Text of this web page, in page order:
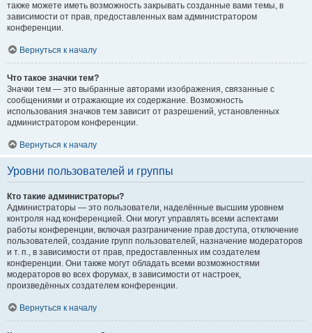
также можете иметь возможность закрывать созданные вами темы, в
зависимости от прав, предоставленных вам администратором
конференции.
Вернуться к началу
Что такое значки тем?
Значки тем — это выбранные авторами изображения, связанные с
сообщениями и отражающие их содержание. Возможность
использования значков тем зависит от разрешений, установленных
администратором конференции.
Вернуться к началу
Уровни пользователей и группы
Кто такие администраторы?
Администраторы — это пользователи, наделённые высшим уровнем
контроля над конференцией. Они могут управлять всеми аспектами
работы конференции, включая разграничение прав доступа, отключение
пользователей, создание групп пользователей, назначение модераторов
и т. п., в зависимости от прав, предоставленных им создателем
конференции. Они также могут обладать всеми возможностями
модераторов во всех форумах, в зависимости от настроек,
произведённых создателем конференции.
Вернуться к началу